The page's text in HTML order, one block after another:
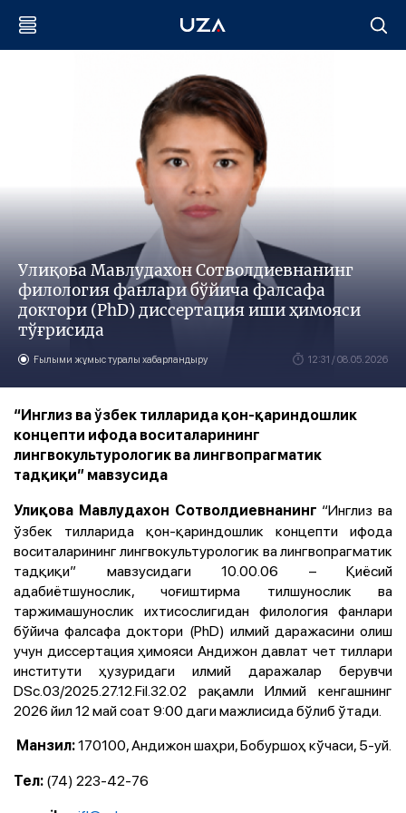
Улиқова Мавлудахон Сотволдиевнанинг
филология фанлари бўйича фалсафа
доктори (PhD) диссертация иши ҳимояси
тўғрисида
Ғылыми жұмыс туралы хабарландыру 12:31 / 08.05.2026
“Инглиз ва ўзбек тилларида қон-қариндошлик
концепти ифода воситаларининг
лингвокультурологик ва лингвопрагматик
тадқиқи” мавзусида
Улиқова Мавлудахон Сотволдиевнанинг “Инглиз ва
ўзбек тилларида қон-қариндошлик концепти ифода
воситаларининг лингвокультурологик ва лингвопрагматик
тадқиқи” мавзусидаги 10.00.06 – Қиёсий
адабиётшунослик, чоғиштирма тилшунослик ва
таржимашунослик ихтисослигидан филология фанлари
бўйича фалсафа доктори (PhD) илмий даражасини олиш
учун диссертация ҳимояси Aндижон давлат чет тиллари
институти ҳузуридаги илмий даражалар берувчи
DSc.03/2025.27.12.Fil.32.02 рақамли Илмий кенгашнинг
2026 йил 12 май соат 9:00 даги мажлисида бўлиб ўтади.
Манзил:170100, Aндижон шаҳри, Бобуршоҳ кўчаси, 5-уй.
Тел: (74) 223-42-76